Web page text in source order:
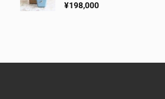
¥198,000